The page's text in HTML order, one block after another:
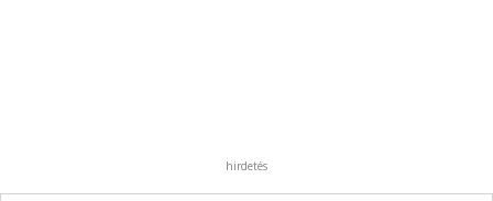
hirdetés